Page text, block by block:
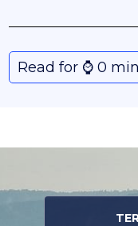
Read for ⌚️ 0